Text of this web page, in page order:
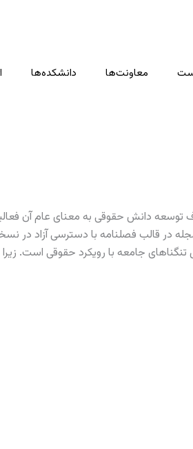
معاونت‌ها دانشکده‌ها
در قالب فصلنامه با دسترسی آزاد در
جامعه با رویکرد حقوقی است. زیرا